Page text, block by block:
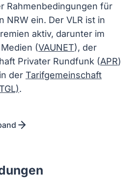
Rahmenbedingungen für
NRW ein. Der VLR ist in
aktiv, darunter im
(VAUNET), der
Privater Rundfunk (APR)
der Tarifgemeinschaft
.